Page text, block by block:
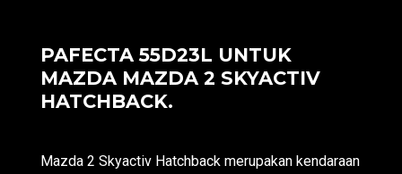
PAFECTA 55D23L UNTUK
MAZDA MAZDA 2 SKYACTIV
HATCHBACK.
Mazda 2 Skyactiv Hatchback merupakan kendaraan